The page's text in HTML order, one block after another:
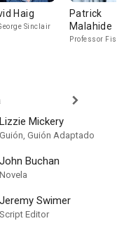
Haig
Sinclair
Patrick
Malahide
Professor
Lizzie Mickery
Guión, Guión Adaptado
John Buchan
Novela
Jeremy Swimer
Script Editor